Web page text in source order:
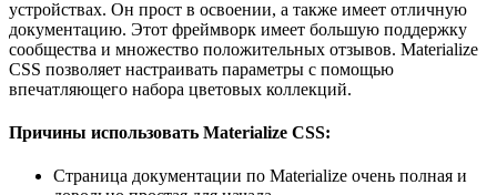
устройствах. Он прост в освоении, а также имеет отличную
документацию. Этот фреймворк имеет большую поддержку
сообщества и множество положительных отзывов. Materialize
CSS позволяет настраивать параметры с помощью
впечатляющего набора цветовых коллекций.
Причины использовать Materialize CSS:
Страница документации по Materialize очень полная и